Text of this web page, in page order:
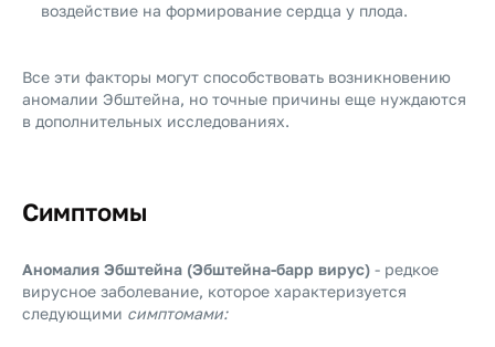
воздействие на формирование сердца у плода.
Все эти факторы могут способствовать возникновению
аномалии Эбштейна, но точные причины еще нуждаются
в дополнительных исследованиях.
Симптомы
Аномалия Эбштейна (Эбштейна-барр вирус) - редкое
вирусное заболевание, которое характеризуется
следующими симптомами: